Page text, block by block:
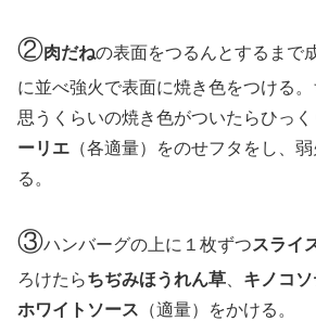
②肉だねの表面をつるんとするまで
に並べ強火で表面に焼き色をつける
思うくらいの焼き色がついたらひっく
ーリエ （各適量）をのせフタをし、
る。
③ハンバーグの上に１枚ずつスライ
ろけたらちぢみほうれん草、 キノコ
ホワイトソース （適量）をかける。